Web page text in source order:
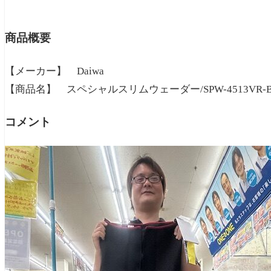
商品概要
【メーカー】 Daiwa
【商品名】 スペシャルスリムウェーダー/SPW-4513VR-
コメント